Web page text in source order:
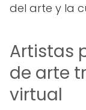
del arte y la
Artistas
de arte
virtual